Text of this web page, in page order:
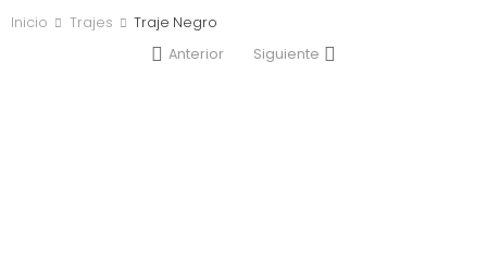
Inicio Trajes
Traje Negro
Anterior
Siguiente